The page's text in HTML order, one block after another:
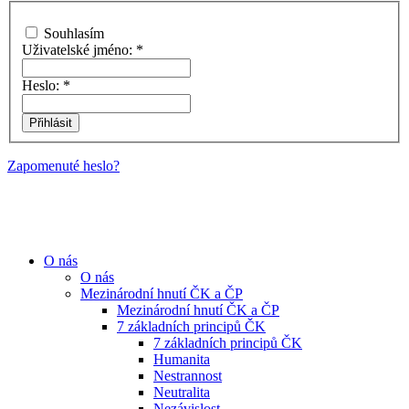
Souhlasím
Uživatelské jméno: *
Heslo: *
Zapomenuté heslo?
O nás
O nás
Mezinárodní hnutí ČK a ČP
Mezinárodní hnutí ČK a ČP
7 základních principů ČK
7 základních principů ČK
Humanita
Nestrannost
Neutralita